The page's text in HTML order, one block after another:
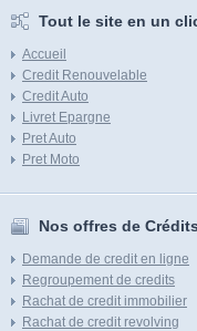
Tout le site en un
Accueil
Credit Renouvelable
Credit Auto
Livret Epargne
Pret Auto
Pret Moto
Nos offres de Crédits
Demande de credit en ligne
Regroupement de credits
Rachat de credit immobilier
Rachat de credit revolving